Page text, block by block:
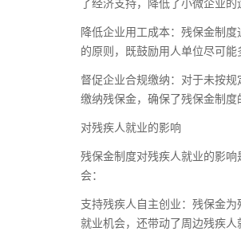
了经济支持，降低了小微企业的
降低企业用工成本：残保金制
的原则，既鼓励用人单位尽可
督促企业合规缴纳：对于未按
缴纳残保金，确保了残保金制度
对残疾人就业的影响
残保金制度对残疾人就业的影
会：
支持残疾人自主创业：残保金
就业机会，还带动了周边残疾人